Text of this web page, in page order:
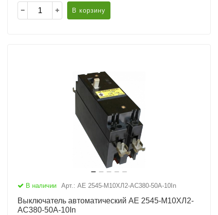
В корзину
В наличии Арт.: АЕ 2545-М10ХЛ2-AC380-50А-10In
Выключатель автоматический АЕ 2545-М10ХЛ2-
AC380-50А-10In